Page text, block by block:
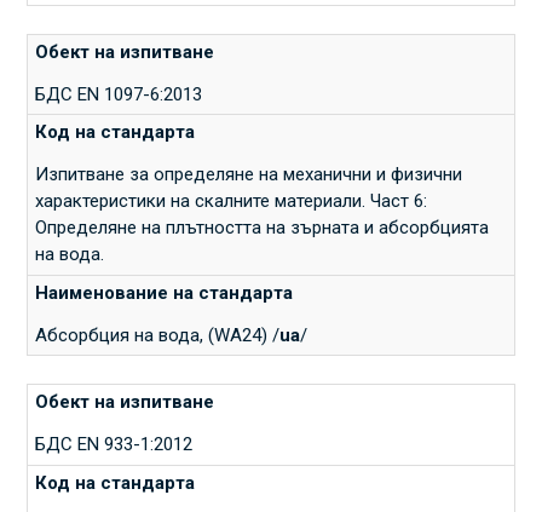
БДС EN 1097-6:2013
Изпитване за определяне на механични и физични
характеристики на скалните материали. Част 6:
Определяне на плътността на зърната и абсорбцията
на вода.
Абсорбция на вода, (WA24) /ua/
БДС EN 933-1:2012